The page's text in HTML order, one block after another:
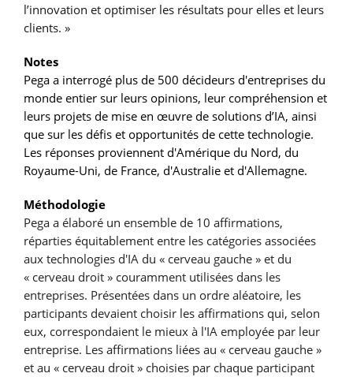
l’innovation et optimiser les résultats pour elles et leurs
clients. »
Notes
Pega a interrogé plus de 500 décideurs d'entreprises du
monde entier sur leurs opinions, leur compréhension et
leurs projets de mise en œuvre de solutions d’IA, ainsi
que sur les défis et opportunités de cette technologie.
Les réponses proviennent d'Amérique du Nord, du
Royaume-Uni, de France, d'Australie et d'Allemagne.
Méthodologie
Pega a élaboré un ensemble de 10 affirmations,
réparties équitablement entre les catégories associées
aux technologies d'IA du « cerveau gauche » et du
« cerveau droit » couramment utilisées dans les
entreprises. Présentées dans un ordre aléatoire, les
participants devaient choisir les affirmations qui, selon
eux, correspondaient le mieux à l'IA employée par leur
entreprise. Les affirmations liées au « cerveau gauche »
et au « cerveau droit » choisies par chaque participant